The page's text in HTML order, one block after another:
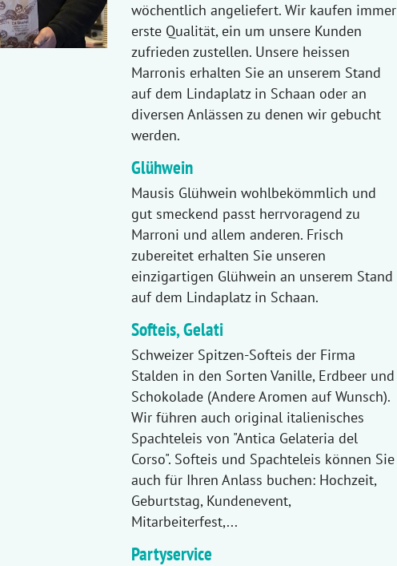
wöchentlich angeliefert. Wir kaufen immer
erste Qualität, ein um unsere Kunden
zufrieden zustellen. Unsere heissen
Marronis erhalten Sie an unserem Stand
auf dem Lindaplatz in Schaan oder an
diversen Anlässen zu denen wir gebucht
werden.
Glühwein
Mausis Glühwein wohlbekömmlich und
gut smeckend passt herrvoragend zu
Marroni und allem anderen. Frisch
zubereitet erhalten Sie unseren
einzigartigen Glühwein an unserem Stand
auf dem Lindaplatz in Schaan.
Softeis, Gelati
Schweizer Spitzen-Softeis der Firma
Stalden in den Sorten Vanille, Erdbeer und
Schokolade (Andere Aromen auf Wunsch).
Wir führen auch original italienisches
Spachteleis von "Antica Gelateria del
Corso". Softeis und Spachteleis können Sie
auch für Ihren Anlass buchen: Hochzeit,
Geburtstag, Kundenevent,
Mitarbeiterfest,...
Partyservice